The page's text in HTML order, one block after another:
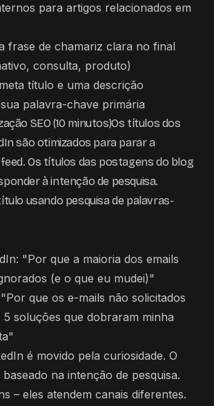
para artigos relacionados em
frase de chamariz clara no final
consulta, produto)
título e uma descrição
palavra-chave primária
SEO (10 minutos)Os títulos dos
são otimizados para parar a
Os títulos das postagens do blog
à intenção de pesquisa.
usando pesquisa de palavras-
"Por que a maioria dos emails
(e o que eu mudei)"
que os e-mails não solicitados
5 soluções que dobraram minha
é movido pela curiosidade. O
na intenção de pesquisa.
– eles atendem canais diferentes.